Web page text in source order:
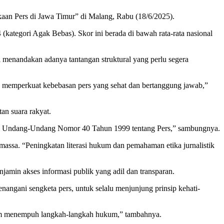
Pers di Jawa Timur” di Malang, Rabu (18/6/2025).
Agak Bebas). Skor ini berada di bawah rata-rata nasional
adanya tantangan struktural yang perlu segera
kebebasan pers yang sehat dan bertanggung jawab,”
suara rakyat.
Undang Nomor 40 Tahun 1999 tentang Pers,” sambungnya.
“Peningkatan literasi hukum dan pemahaman etika jurnalistik
akses informasi publik yang adil dan transparan.
sengketa pers, untuk selalu menjunjung prinsip kehati-
langkah-langkah hukum,” tambahnya.